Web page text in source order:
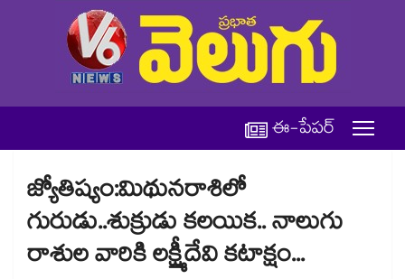
ఈ-పేపర్
జ్యోతిష్యం:మిథునరాశిలో
గురుడు..శుక్రుడు కలయిక.. నాలుగు
రాశుల వారికి లక్ష్మీదేవి కటాక్షం...